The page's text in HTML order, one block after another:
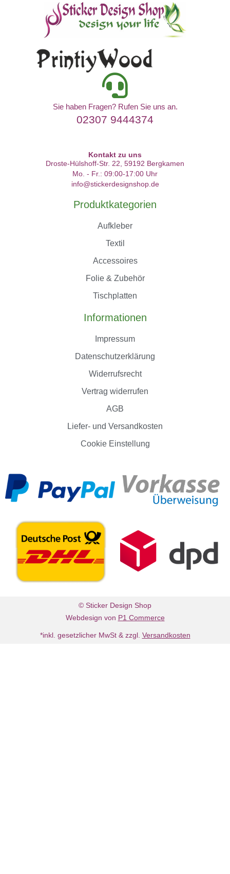
Sie haben Fragen? Rufen Sie uns an.
02307 9444374
Kontakt zu uns
Droste-Hülshoff-Str. 22, 59192 Bergkamen
Mo. - Fr.: 09:00-17:00 Uhr
info@stickerdesignshop.de
Produktkategorien
Aufkleber
Textil
Accessoires
Folie & Zubehör
Tischplatten
Informationen
Impressum
Datenschutzerklärung
Widerrufsrecht
Vertrag widerrufen
AGB
Liefer- und Versandkosten
Cookie Einstellung
© Sticker Design Shop
Webdesign von P1 Commerce
*inkl. gesetzlicher MwSt & zzgl. Versandkosten